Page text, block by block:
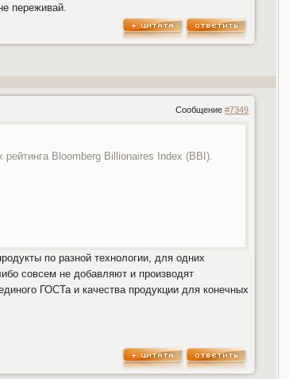
переживай.
Сообщение#7349
Bloomberg Billionaires Index (BBI).
по разной технологии, для одних
совсем не добавляют и производят
ГОСТа и качества продукции для конечных